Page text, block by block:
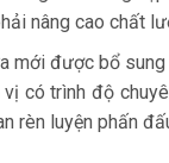
nâng cao chất
mới được bổ sung
có trình độ
rèn luyện phấn